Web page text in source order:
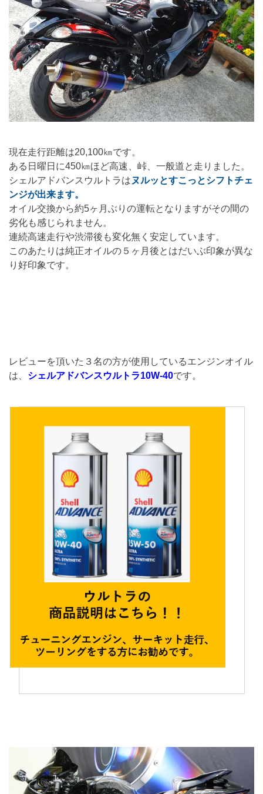
現在走行距離は20,100㎞です。
ある日曜日に450㎞ほど高速、峠、一般道と走りました。
シェルアドバンスウルトラは ヌルッとすこっとシフトチェ
ンジが出来ます。
オイル交換から約5ヶ月ぶりの運転となりますがその間の
劣化も感じられません。
連続高速走行や渋滞後も変化無く安定しています。
このあたりは純正オイルの５ヶ月後とはだいぶ印象が異な
り好印象です。
レビューを頂いた３名の方が使用しているエンジンオイル
は、 シェルアドバンスウルトラ10W-40です。